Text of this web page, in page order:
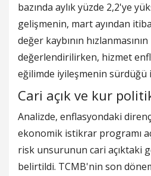
bazında aylık yüzde 2,2'ye
gelişmenin, mart ayından
değer kaybının
değerlendirilirken, hizmet
eğilimde iyileşmenin sürdüğü
Cari açık ve kur
Analizde, enflasyondaki
ekonomik istikrar programı
risk unsurunun cari açıktaki
belirtildi. TCMB'nin son